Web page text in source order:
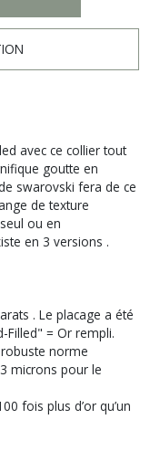
avec ce collier tout
goutte en
swarovski fera de ce
de texture
ou en
en 3 versions .
. Le placage a été
Filled" = Or rempli.
norme
microns pour le
fois plus d’or qu’un